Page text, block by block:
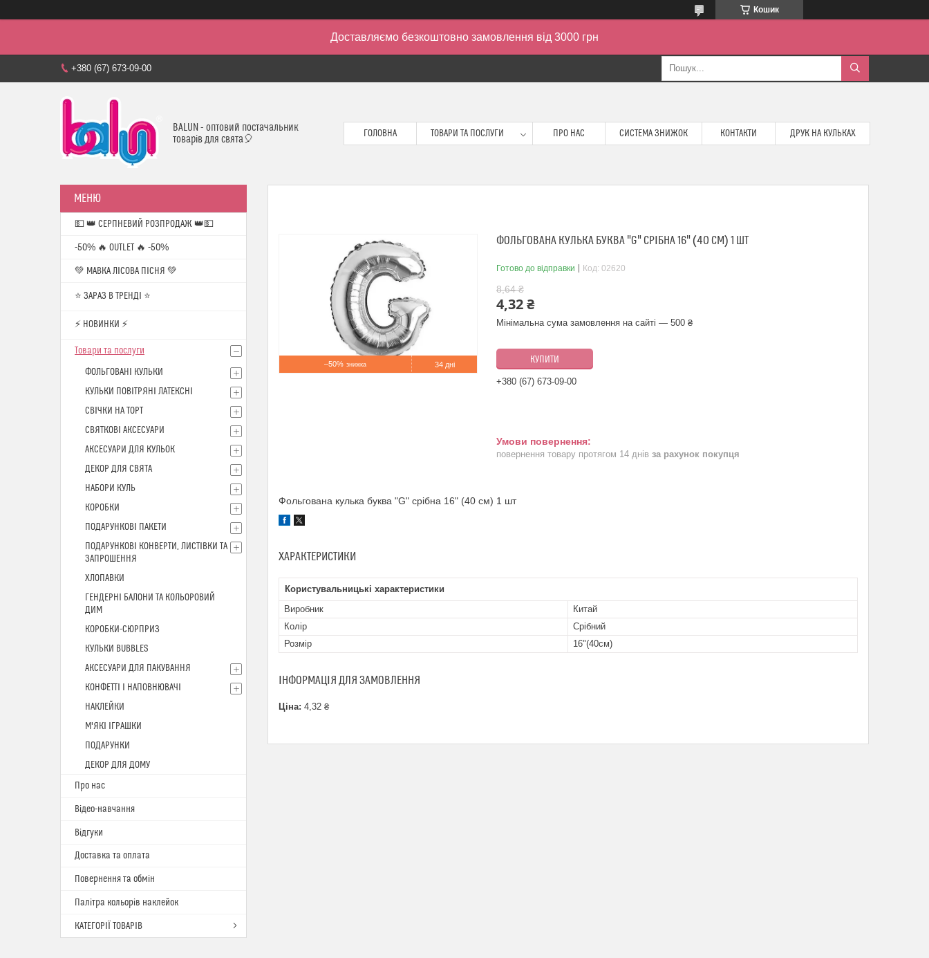
Кошик
Доставляємо безкоштовно замовлення від 3000 грн
+380 (67) 673-09-00
BALUN - оптовий постачальник
товарів для свята🎈
ГОЛОВНА ТОВАРИ ТА ПОСЛУГИ ПРО НАС СИСТЕМА ЗНИЖОК КОНТАКТИ ДРУК НА КУЛЬКАХ
–50% 34 дні
ФОЛЬГОВАНА КУЛЬКА БУКВА "G" СРІБНА 16" (40 СМ) 1 ШТ
Готово до відправки Код: 02620
8,64 ₴
4,32 ₴
Мінімальна сума замовлення на сайті — 500 ₴
КУПИТИ
+380 (67) 673-09-00
повернення товару протягом 14 днів за рахунок покупця
Фольгована кулька буква "G" срібна 16" (40 см) 1 шт
ХАРАКТЕРИСТИКИ
Користувальницькі характеристики
Виробник
Китай
Колір
Срібний
Розмір
16"(40см)
ІНФОРМАЦІЯ ДЛЯ ЗАМОВЛЕННЯ
Ціна: 4,32 ₴
💵 👑 СЕРПНЕВИЙ РОЗПРОДАЖ 👑💵
-50% 🔥 OUTLET 🔥 -50%
💚 МАВКА ЛІСОВА ПІСНЯ 💚
⭐️ ЗАРАЗ В ТРЕНДІ ⭐️
⚡ НОВИНКИ ⚡
Товари та послуги
ФОЛЬГОВАНІ КУЛЬКИ
КУЛЬКИ ПОВІТРЯНІ ЛАТЕКСНІ
СВІЧКИ НА ТОРТ
СВЯТКОВІ АКСЕСУАРИ
АКСЕСУАРИ ДЛЯ КУЛЬОК
ДЕКОР ДЛЯ СВЯТА
НАБОРИ КУЛЬ
КОРОБКИ
ПОДАРУНКОВІ ПАКЕТИ
ПОДАРУНКОВІ КОНВЕРТИ, ЛИСТІВКИ ТА
ЗАПРОШЕННЯ
ХЛОПАВКИ
ГЕНДЕРНІ БАЛОНИ ТА КОЛЬОРОВИЙ
ДИМ
КОРОБКИ-СЮРПРИЗ
КУЛЬКИ BUBBLES
АКСЕСУАРИ ДЛЯ ПАКУВАННЯ
КОНФЕТТІ І НАПОВНЮВАЧІ
НАКЛЕЙКИ
М'ЯКІ ІГРАШКИ
ПОДАРУНКИ
ДЕКОР ДЛЯ ДОМУ
Про нас
Відео-навчання
Відгуки
Доставка та оплата
Повернення та обмін
Палітра кольорів наклейок
КАТЕГОРІЇ ТОВАРІВ